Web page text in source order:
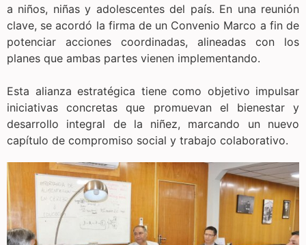
a niños, niñas y adolescentes del país. En una reunión
clave, se acordó la firma de un Convenio Marco a fin de
potenciar acciones coordinadas, alineadas con los
planes que ambas partes vienen implementando.
Esta alianza estratégica tiene como objetivo impulsar
iniciativas concretas que promuevan el bienestar y
desarrollo integral de la niñez, marcando un nuevo
capítulo de compromiso social y trabajo colaborativo.